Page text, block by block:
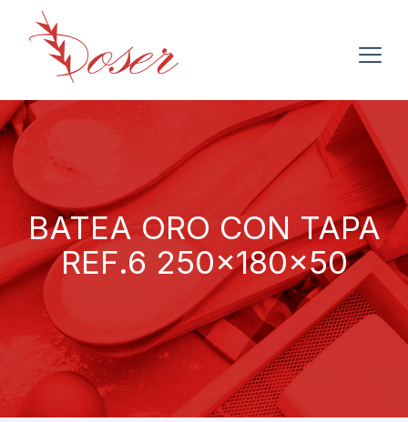
BATEA ORO CON TAPA
REF.6 250x180x50